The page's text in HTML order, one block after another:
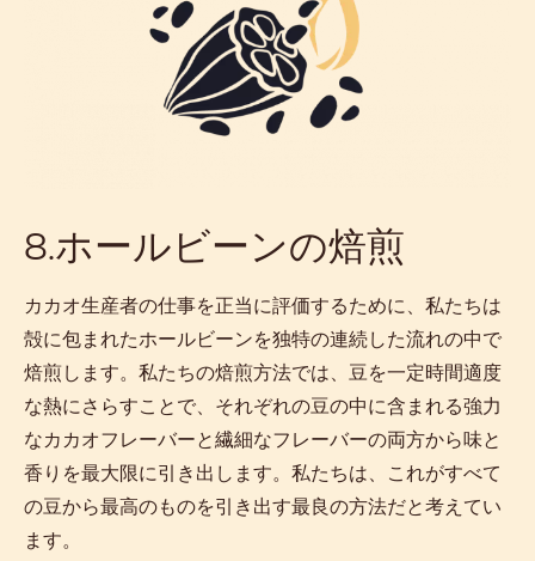
8.ホールビーンの焙煎
カカオ生産者の仕事を正当に評価するために、私たちは
殻に包まれたホールビーンを独特の連続した流れの中で
焙煎します。私たちの焙煎方法では、豆を一定時間適度
な熱にさらすことで、それぞれの豆の中に含まれる強力
なカカオフレーバーと繊細なフレーバーの両方から味と
香りを最大限に引き出します。私たちは、これがすべて
の豆から最高のものを引き出す最良の方法だと考えてい
ます。